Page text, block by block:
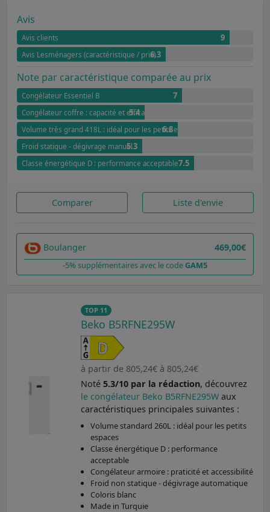
Avis
Avis clients 9
Avis Lesménagers (caractéristique / prix)6.3
Note par caractéristique comparée au prix
Congélateur Essentiel B 7
Congélateur coffre : capacité et efficacité énergétique
5.4
Volume très grand 418L : idéal pour les petits espaces
6.8
Froid statique - dégivrage manuel5.3
Classe énergétique D : performance acceptable7.5
Comparer Liste d'envie
Boulanger 469,00€
-5% supplémentaires avec le codeGAM5
TOP 11
Beko B5RFNE295W
à partir de 805,24€ à 805,24€
Noté 5.3/10 par la rédaction, découvrez
le congélateur Beko B5RFNE295W aux
caractéristiques principales suivantes :
Volume standard 260L : idéal pour les petits
espaces
Classe énergétique D : performance
acceptable
Congélateur armoire : praticité et accessibilité
Froid non statique - dégivrage automatique
Coloris blanc
Made in Turquie